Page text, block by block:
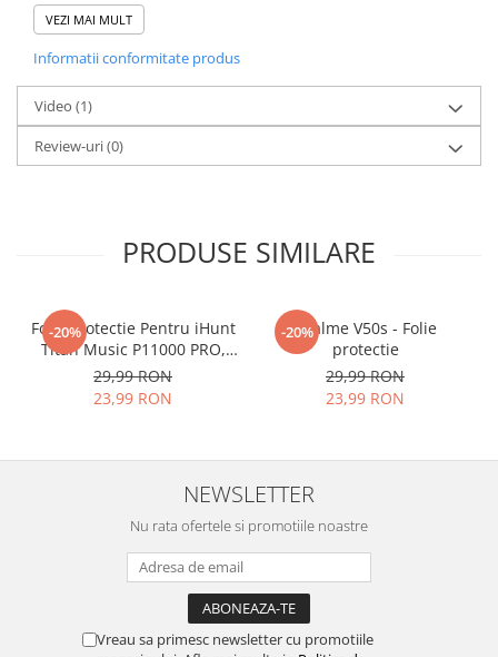
Foliile noastre sunt
aplicat chiar
tu.
producerea foliilor NUeste
sticla pe care o stim cu totii, ci
este Nano Glass
AcestagaranteazacaNU SE
SPARGEin mii de cioburi
ascutite si periculoase.
Nu numai ca este rezistenta la
zgarieturi si spargere, ci si
INTARESTEecranul!
Folia avand rezistenta 9H la
zgarieturi, asigura si un aspect
VEZI MAI MULT
Informatii conformitate produs
Video (1)
Review-uri(0)
PRODUSE SIMILARE
-20%
Folie Protectie Pentru iHunt
Titan Music P11000 PRO,
VDOO
29,99 RON
23,99 RON
-20%
Realme V50s - Folie
protectie
29,99 RON
23,99 RON
NEWSLETTER
Nu rata ofertele si promotiile noastre
Vreau sa primesc newsletter cu promotiile